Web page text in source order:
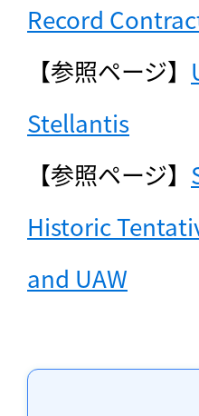
Record
【参照ページ】
Stellantis
【参照ページ】
Historic
and UAW